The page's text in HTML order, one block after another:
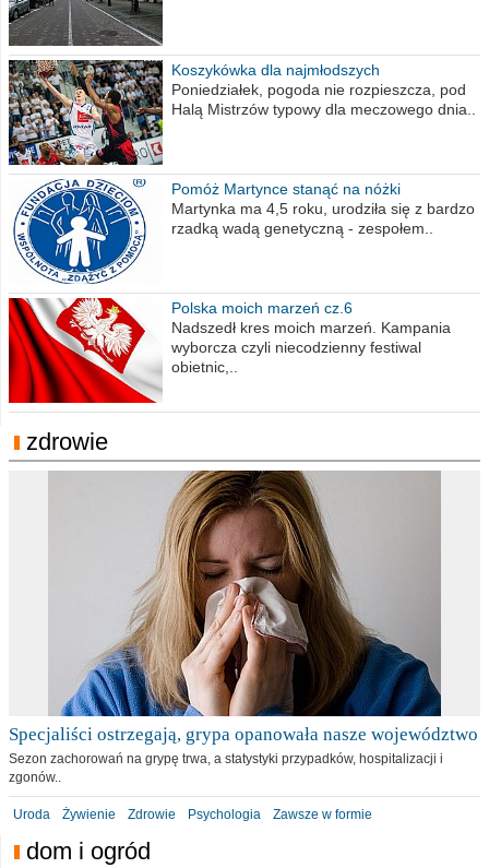
Koszykówka dla najmłodszych
Poniedziałek, pogoda nie rozpieszcza, pod
Halą Mistrzów typowy dla meczowego dnia..
Pomóż Martynce stanąć na nóżki
Martynka ma 4,5 roku, urodziła się z bardzo
rzadką wadą genetyczną - zespołem..
Polska moich marzeń cz.6
Nadszedł kres moich marzeń. Kampania
wyborcza czyli niecodzienny festiwal
obietnic,..
zdrowie
Specjaliści ostrzegają, grypa opanowała nasze województwo
Sezon zachorowań na grypę trwa, a statystyki przypadków, hospitalizacji i
zgonów..
Uroda Żywienie Zdrowie Psychologia Zawsze w formie
dom i ogród